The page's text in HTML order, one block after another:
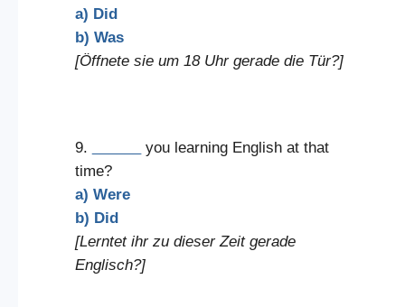
a) Did
b) Was
[Öffnete sie um 18 Uhr gerade die Tür?]
9.
you learning English at that
time?
a) Were
b) Did
[Lerntet ihr zu dieser Zeit gerade
Englisch?]